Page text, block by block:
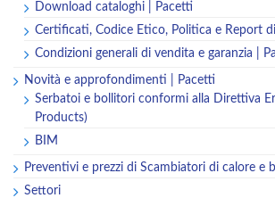
Download cataloghi | Pacetti
Certificati, Codice Etico, Politica e Report
Condizioni generali di vendita e garanzia |
Novità e approfondimenti | Pacetti
Serbatoi e bollitori conformi alla Direttiva
Products)
BIM
Preventivi e prezzi di Scambiatori di calore e
Settori